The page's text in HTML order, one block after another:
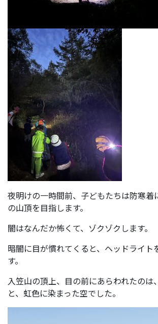
夜明けの一時間前、子どもたちは防寒着
の山頂を目指します。
闇はなんだか怖くて、ゾクゾクします。
暗闇に目が慣れてくると、ヘッドライト
す。
入笠山の頂上、目の前にあらわれたのは
と、虹色に染まった空でした。